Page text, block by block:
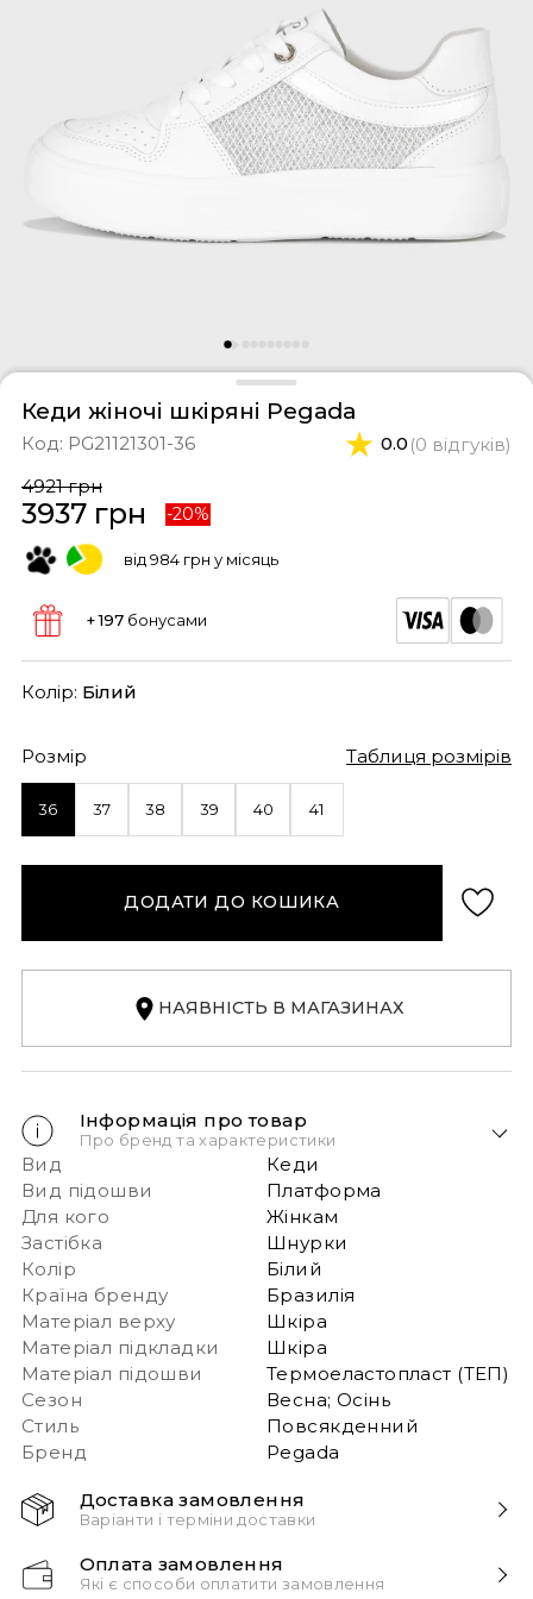
костюми
Кеди жіночі шкіряні Pegada
Код: PG21121301-36 0.0 (0 відгуків)
4921 грн
3937 грн -20%
від 984 грн у місяць
+ 197 бонусами
Колір: Білий
Розмір Таблиця розмірів
36 37 38 39 40 41
ДОДАТИ ДО КОШИКА
НАЯВНІСТЬ В МАГАЗИНАХ
Інформація про товар
Про бренд та характеристики
Вид
Кеди
Вид підошви
Платформа
Для кого
Жінкам
Застібка
Шнурки
Колір
Білий
Країна бренду
Бразилія
Матеріал верху
Шкіра
Матеріал підкладки
Шкіра
Матеріал підошви
Термоеластопласт (ТЕП)
Сезон
Весна; Осінь
Стиль
Повсякденний
Бренд
Pegada
Доставка замовлення
Варіанти і терміни доставки
моменту замовлення!
Оплата замовлення
Які є способи оплатити замовлення